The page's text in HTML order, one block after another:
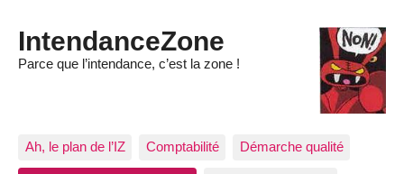
IntendanceZone
Parce que l’intendance, c’est la zone !
Ah, le plan de l’IZ Comptabilité Démarche qualité